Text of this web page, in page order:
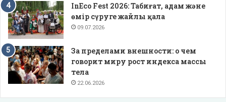
InEco Fest 2026: Табиғат, адам және
өмір сүруге жайлы қала
09.07.2026
За пределами внешности: о чем
говорит миру рост индекса массы
тела
22.06.2026